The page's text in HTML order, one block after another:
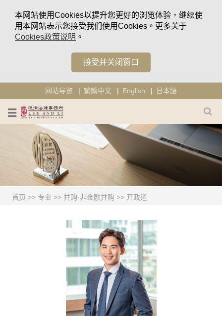
本网站使用Cookies以提升您更好的浏览体验，继续使
用本网站表示您接受我们使用Cookies。更多关于
Cookies政策说明 。
接受并关闭窗口
网站导览 繁體中文 English 日本語
首页 >> 专业 >> 并购-非金融并购 >> 开政道